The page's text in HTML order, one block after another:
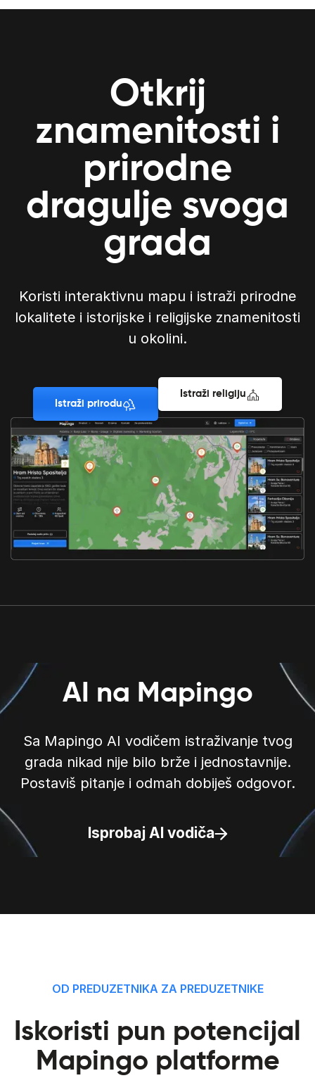
Otkrij
znamenitosti i
prirodne
dragulje svoga
grada
Koristi interaktivnu mapu i istraži prirodne
lokalitete i istorijske i religijske znamenitosti
u okolini.
Istraži prirodu
Istraži religiju
AI na Mapingo
Sa Mapingo AI vodičem istraživanje tvog
grada nikad nije bilo brže i jednostavnije.
Postaviš pitanje i odmah dobiješ odgovor.
Isprobaj AI vodiča
OD PREDUZETNIKA ZA PREDUZETNIKE
Iskoristi pun potencijal
Mapingo platforme